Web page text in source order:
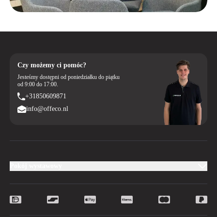
Czy możemy ci pomóc?
Jesteśmy dostępni od poniedziałku do piątku
od 9:00 do 17:00.
+31850609871
info@offeco.nl